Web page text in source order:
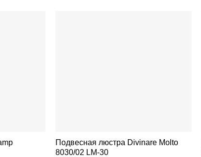
Подвесная люстра Divinare Molto
8030/02 LM-30